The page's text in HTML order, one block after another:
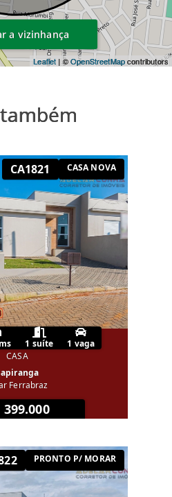
Leaflet | ©OpenStreetMapcontributors
a vizinhança
CA1821 CASA NOVA
1 suíte
1 vaga
CASA
Ferrabraz
399.000
PRONTO P/ MORAR